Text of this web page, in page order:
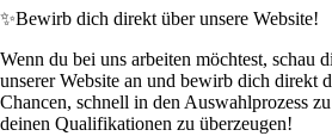
✨Bewirb dich direkt über unsere Website!
Wenn du bei uns arbeiten möchtest, schau
unserer Website an und bewirb dich direkt
Chancen, schnell in den Auswahlprozess
deinen Qualifikationen zu überzeugen!